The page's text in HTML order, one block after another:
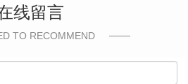
线留言
TO RECOMMEND